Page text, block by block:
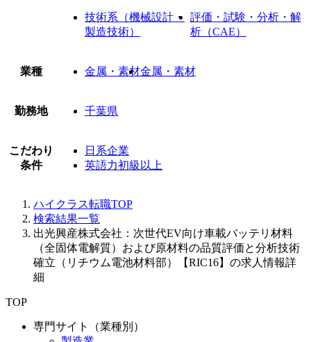
技術系（機械設計・
製造技術）
評価・試験・分析・解
析（CAE）
業種 金属・素材金属・素材
勤務地 千葉県
こだわり
条件
日系企業
英語力初級以上
ハイクラス転職TOP
検索結果一覧
出光興産株式会社：次世代EV向け車載バッテリ材料
（全固体電解質）および原材料の品質評価と分析技術
確立（リチウム電池材料部）【RIC16】の求人情報詳
細
TOP
専門サイト（業種別）